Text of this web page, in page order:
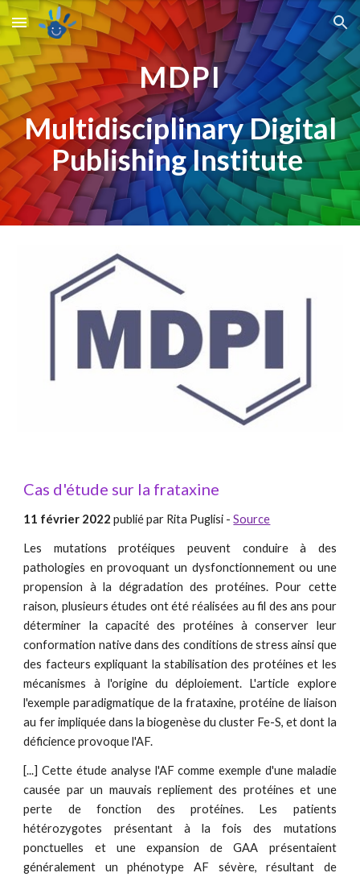
Skip to main content Skip to navigation
MDPI
Multidisciplinary Digital
Publishing Institute
Cas d'étude sur la frataxine
11 février 2022publié par Rita Puglisi -Source
Les mutations protéiques peuvent conduire à des
pathologies en provoquant un dysfonctionnement ou une
propension à la dégradation des protéines. Pour cette
raison, plusieurs études ont été réalisées au fil des ans pour
déterminer la capacité des protéines à conserver leur
conformation native dans des conditions de stress ainsi que
des facteurs expliquant la stabilisation des protéines et les
mécanismes à l'origine du déploiement. L'article explore
l'exemple paradigmatique de la frataxine, protéine de liaison
au fer impliquée dans la biogenèse du cluster Fe-S, et dont la
déficience provoque l'AF.
[...] Cette étude analyse l'AF comme exemple d'une maladie
causée par un mauvais repliement des protéines et une
perte de fonction des protéines. Les patients
hétérozygotes présentant à la fois des mutations
ponctuelles et une expansion de GAA présentaient
généralement un phénotype AF sévère, résultant de